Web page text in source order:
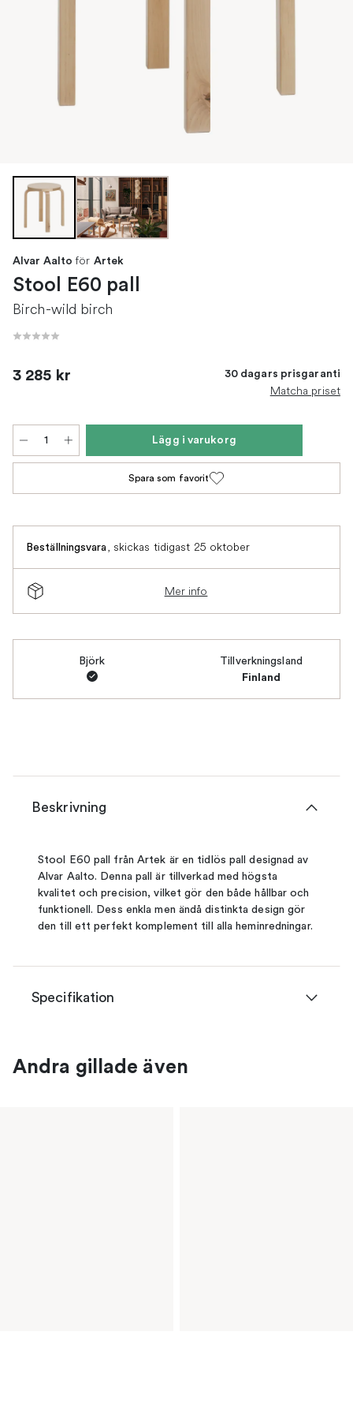
Alvar Aalto för Artek
Stool E60 pall
Birch-wild birch
3 285 kr 30 dagars prisgaranti
Matcha priset
Lägg i varukorg
Spara som favorit
Beställningsvara, skickas tidigast 25 oktober
Mer info
Björk Tillverkningsland
Finland
Beskrivning
Stool E60 pall från Artek är en tidlös pall designad av
Alvar Aalto. Denna pall är tillverkad med högsta
kvalitet och precision, vilket gör den både hållbar och
funktionell. Dess enkla men ändå distinkta design gör
den till ett perfekt komplement till alla heminredningar.
Specifikation
Andra gillade även